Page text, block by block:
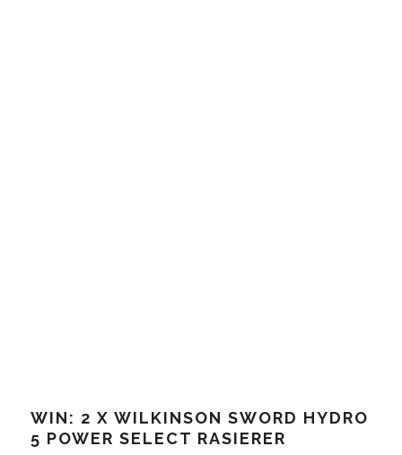
WIN: 2 X WILKINSON SWORD HYDRO
5 POWER SELECT RASIERER